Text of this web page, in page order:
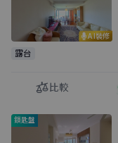
AI裝修
露台
比較
鎖匙盤